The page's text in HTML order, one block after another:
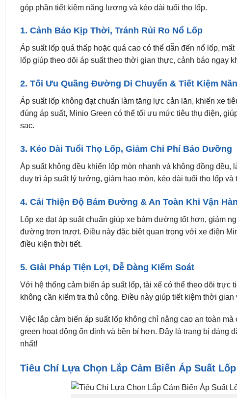
góp phần tiết kiệm năng lượng và kéo dài tuổi thọ lốp.
1. Cảnh Báo Kịp Thời, Tránh Rủi Ro Nổ Lốp
Áp suất lốp quá thấp hoặc quá cao có thể dẫn đến nổ lốp,
lốp giúp theo dõi áp suất theo thời gian thực, cảnh báo ngay
2. Tối Ưu Quãng Đường Di Chuyển & Tiết Kiệm
Áp suất lốp không đạt chuẩn làm tăng lực cản lăn, khiến xe
đúng áp suất, Minio Green có thể tối ưu mức tiêu thụ điện,
sạc.
3. Kéo Dài Tuổi Thọ Lốp, Giảm Chi Phí Bảo Dưỡng
Áp suất không đều khiến lốp mòn nhanh và không đồng đều,
duy trì áp suất lý tưởng, giảm hao mòn, kéo dài tuổi thọ lốp
4. Cải Thiện Độ Bám Đường & An Toàn Khi Vận
Lốp xe đạt áp suất chuẩn giúp xe bám đường tốt hơn, giảm
đường trơn trượt. Điều này đặc biệt quan trọng với xe điện
điều kiện thời tiết.
5. Giải Pháp Tiện Lợi, Dễ Dàng Kiểm Soát
Với hệ thống cảm biến áp suất lốp, tài xế có thể theo dõi trực
không cần kiểm tra thủ công. Điều này giúp tiết kiệm thời
Việc lắp cảm biến áp suất lốp không chỉ nâng cao an toàn
green hoạt động ổn định và bền bỉ hơn. Đây là trang bị đáng
nhất!
Tiêu Chí Lựa Chọn Lắp Cảm Biến Áp Suất